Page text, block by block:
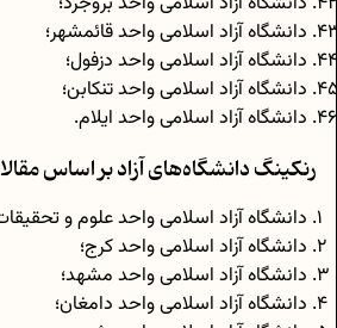
دانشگاه آزاد اسلامی واحد قائمشهر؛
دانشگاه آزاد اسلامی واحد دزفول؛
دانشگاه آزاد اسلامی واحد تنکابن؛
دانشگاه آزاد اسلامی واحد ایلام.
رنکینگ دانشگاه‌های آزاد بر اساس
دانشگاه آزاد اسلامی واحد علوم و
دانشگاه آزاد اسلامی واحد کرج؛
دانشگاه آزاد اسلامی واحد مشهد؛
دانشگاه آزاد اسلامی واحد دامغان؛